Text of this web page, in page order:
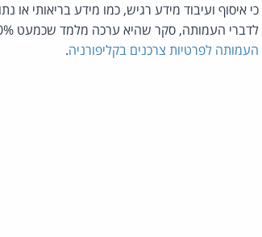
כי איסוף ועיבוד מידע רגיש, כמו מידע בריאותי
לדברי העמותה, סקר שהיא ערכה מלמד שכמעט 90% מתושבי קליפורניה יצביעו בעד הצעת החוק הפרטית. מקור:
העמותה לפרטיות צרכנים בקליפורניה.